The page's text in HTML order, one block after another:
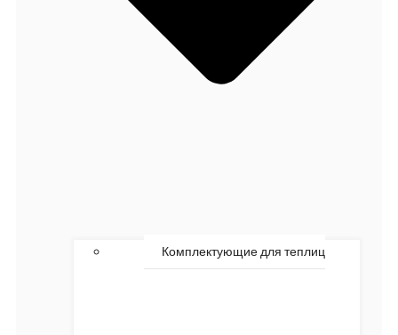
Комплектующие для теплиц